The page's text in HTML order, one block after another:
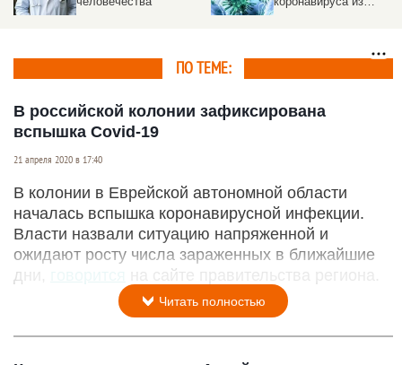
ПО ТЕМЕ:
В российской колонии зафиксирована
вспышка Covid-19
21 апреля 2020 в 17:40
В колонии в Еврейской автономной области
началась вспышка коронавирусной инфекции.
Власти назвали ситуацию напряженной и
ожидают росту числа зараженных в ближайшие
дни,
на сайте правительства региона.
Читать полностью